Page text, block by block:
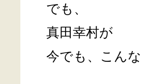
でも、
真田幸村が
今でも、こん